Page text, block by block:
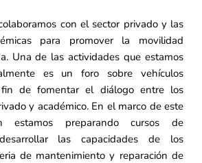
con el sector privado y las
para promover la movilidad
Una de las actividades que estamos
es un foro sobre vehículos
de fomentar el diálogo entre los
y académico. En el marco de este
estamos preparando cursos de
las capacidades de los
de mantenimiento y reparación de